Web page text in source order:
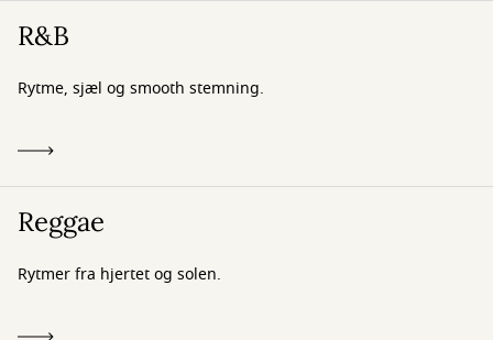
R&B
Rytme, sjæl og smooth stemning.
Reggae
Rytmer fra hjertet og solen.